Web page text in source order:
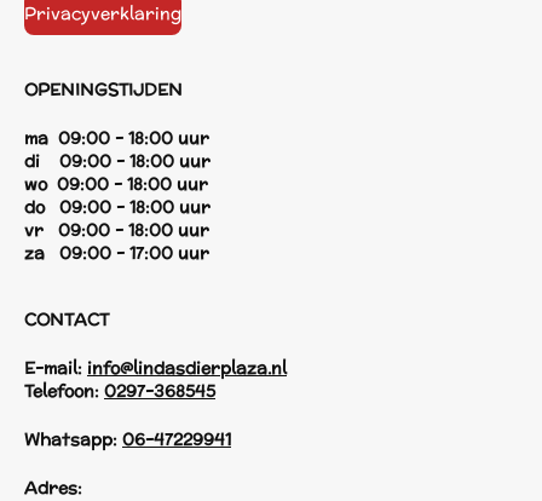
Privacyverklaring
OPENINGSTIJDEN
ma 09:00 - 18:00 uur
di 09:00 - 18:00 uur
wo 09:00 - 18:00 uur
do 09:00 - 18:00 uur
vr 09:00 - 18:00 uur
za 09:00 - 17:00 uur
CONTACT
E-mail: info@lindasdierplaza.nl
Telefoon: 0297-368545
Whatsapp: 06-47229941
Adres: